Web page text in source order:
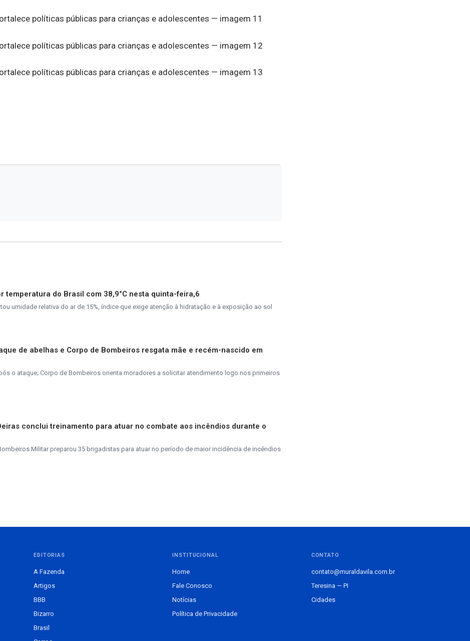
temperatura do Brasil com 38,9°C nesta quinta-feira,6
umidade relativa do ar de 15%, índice que exige atenção à hidratação e à exposição ao sol
de abelhas e Corpo de Bombeiros resgata mãe e recém-nascido em
o ataque; Corpo de Bombeiros orienta moradores a solicitar atendimento logo nos primeiros
conclui treinamento para atuar no combate aos incêndios durante o
Militar preparou 35 brigadistas para atuar no período de maior incidência de incêndios
EDITORIAS
A Fazenda
Artigos
BBB
Bizarro
Brasil
INSTITUCIONAL
Home
Fale Conosco
Notícias
Política de Privacidade
CONTATO
contato@muraldavila.com.br
Teresina — PI
Cidades